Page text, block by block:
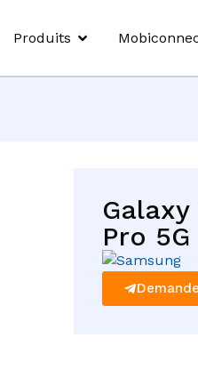
Produits
Pro 5G